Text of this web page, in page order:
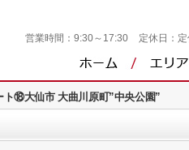
営業時間： 9:30～17:30 定休日：
ト⑱大仙市 大曲川原町”中央公園”